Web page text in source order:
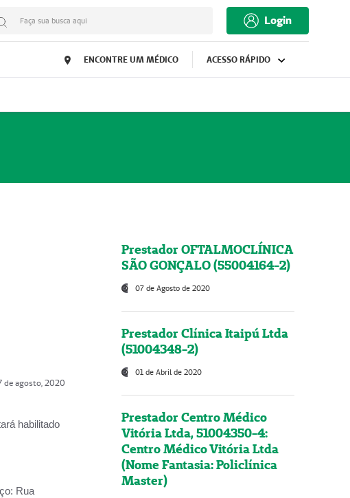
Faça sua busca aqui Login
ENCONTRE UM MÉDICO ACESSO RÁPIDO
de agosto, 2020
habilitado
Rua
Prestador OFTALMOCLÍNICA
SÃO GONÇALO (55004164-2)
07 de Agosto de 2020
Prestador Clínica Itaipú Ltda
(51004348-2)
01 de Abril de 2020
Prestador Centro Médico
Vitória Ltda, 51004350-4:
Centro Médico Vitória Ltda
(Nome Fantasia: Policlínica
Master)